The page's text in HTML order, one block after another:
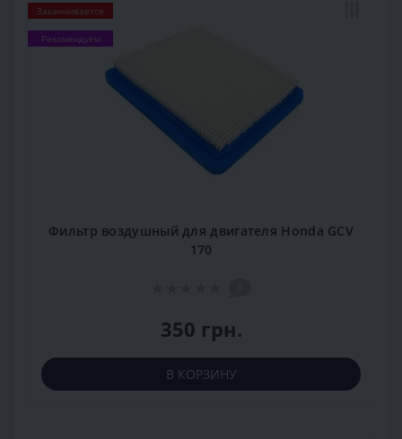
Заканчивается
Рекомендуем
Фильтр воздушный для двигателя Honda GCV
170
350 грн.
В КОРЗИНУ